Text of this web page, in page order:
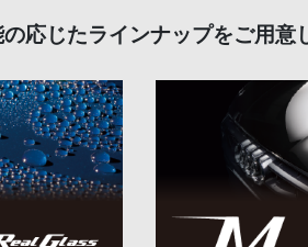
応じたラインナップをご用意